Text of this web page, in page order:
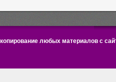
любых материалов с